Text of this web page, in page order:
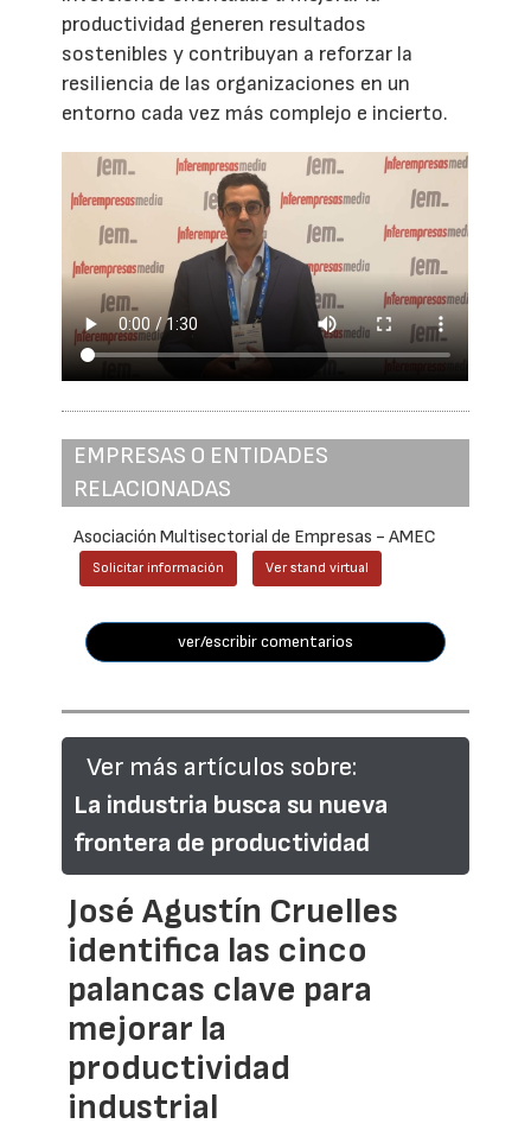
productividad generen resultados
sostenibles y contribuyan a reforzar la
resiliencia de las organizaciones en un
entorno cada vez más complejo e incierto.
EMPRESAS O ENTIDADES
RELACIONADAS
Asociación Multisectorial de Empresas - AMEC
Solicitar información Ver stand virtual
ver/escribir comentarios
Ver más artículos sobre:
La industria busca su nueva
frontera de productividad
José Agustín Cruelles
identifica las cinco
palancas clave para
mejorar la
productividad
industrial